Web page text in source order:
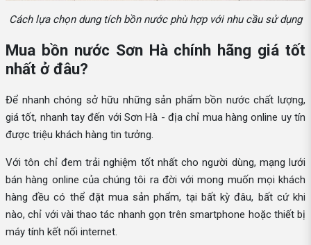
Cách lựa chọn dung tích bồn nước phù hợp với nhu cầu sử dụng
Mua bồn nước Sơn Hà chính hãng giá tốt
nhất ở đâu?
Để nhanh chóng sở hữu những sản phẩm bồn nước chất lượng,
giá tốt, nhanh tay đến với Sơn Hà - địa chỉ mua hàng online uy tín
được triệu khách hàng tin tưởng.
Với tôn chỉ đem trải nghiệm tốt nhất cho người dùng, mạng lưới
bán hàng online của chúng tôi ra đời với mong muốn mọi khách
hàng đều có thể đặt mua sản phẩm, tại bất kỳ đâu, bất cứ khi
nào, chỉ với vài thao tác nhanh gọn trên smartphone hoặc thiết bị
máy tính kết nối internet.